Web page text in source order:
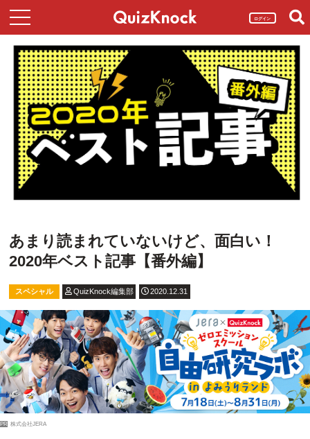
ログイン
あまり読まれていないけど、面白い！
2020年ベスト記事【番外編】
スペシャル QuizKnock編集部 2020.12.31
PR 株式会社JERA